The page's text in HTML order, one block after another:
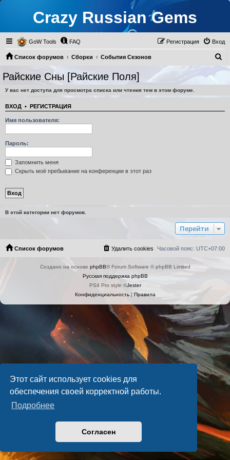
Этот сайт использует cookies для
обеспечения своей корректной работы.
Подробнее
Согласен
Crazy Russian Gems
GoW Tools FAQ Вход
Регистрация
Список форумов Сборки
События Сезонов
Райские Сны [Райские Поля]
Райские Сны [Райские Поля]
У вас нет доступа для просмотра списка или чтения тем в этом форуме.
ВХОД • РЕГИСТРАЦИЯ
Имя пользователя:
Пароль:
Запомнить меня
Скрыть моё пребывание на конференции в этот раз
В этой категории нет форумов.
Перейти
Список форумов Часовой пояс: UTC+07:00
Удалить cookies
Создано на основе phpBB® Forum Software © phpBB Limited
Русская поддержка phpBB
PS4 Pro style ©Jester
Конфиденциальность| Правила